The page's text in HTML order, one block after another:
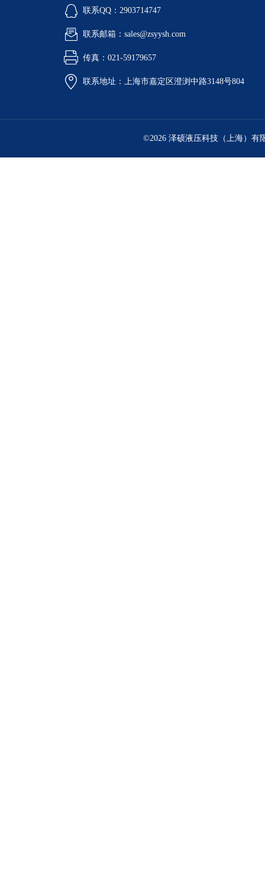
联系QQ：2903714747
联系邮箱：sales@zsyysh.com
传真：021-59179657
联系地址：上海市嘉定区澄浏中路3148号804
©2026 泽硕液压科技（上海）有